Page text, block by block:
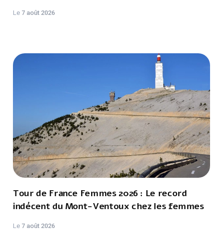
Le 7 août 2026
Tour de France Femmes 2026 : Le record
indécent du Mont-Ventoux chez les femmes
Le 7 août 2026